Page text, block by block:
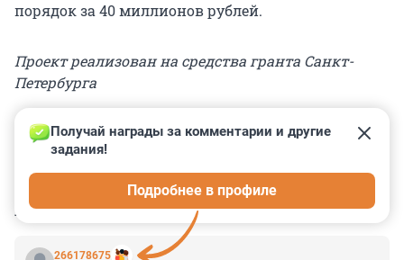
порядок за 40 миллионов рублей.
Проект реализован на средства гранта Санкт-
Петербурга
КОММЕНТАРИИ 20
266178675
Получай награды за комментарии и другие
задания!
Подробнее в профиле